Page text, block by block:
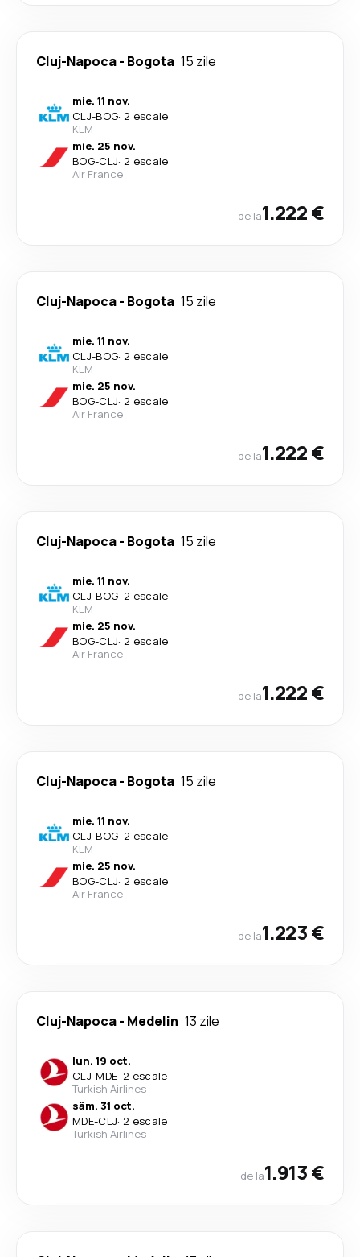
Cluj-Napoca- Bogota 15 zile
mie. 11 nov.
CLJ-BOG· 2 escale
KLM
mie. 25 nov.
BOG-CLJ· 2 escale
Air France
de la1.222 €
Cluj-Napoca- Bogota 15 zile
mie. 11 nov.
CLJ-BOG· 2 escale
KLM
mie. 25 nov.
BOG-CLJ· 2 escale
Air France
de la1.222 €
Cluj-Napoca- Bogota 15 zile
mie. 11 nov.
CLJ-BOG· 2 escale
KLM
mie. 25 nov.
BOG-CLJ· 2 escale
Air France
de la1.222 €
Cluj-Napoca- Bogota 15 zile
mie. 11 nov.
CLJ-BOG· 2 escale
KLM
mie. 25 nov.
BOG-CLJ· 2 escale
Air France
de la1.223 €
Cluj-Napoca- Medelin 13 zile
lun. 19 oct.
CLJ-MDE· 2 escale
Turkish Airlines
sâm. 31 oct.
MDE-CLJ· 2 escale
Turkish Airlines
de la1.913 €